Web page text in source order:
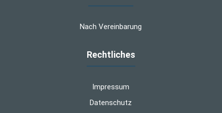
Nach Vereinbarung
Rechtliches
Impressum
Datenschutz